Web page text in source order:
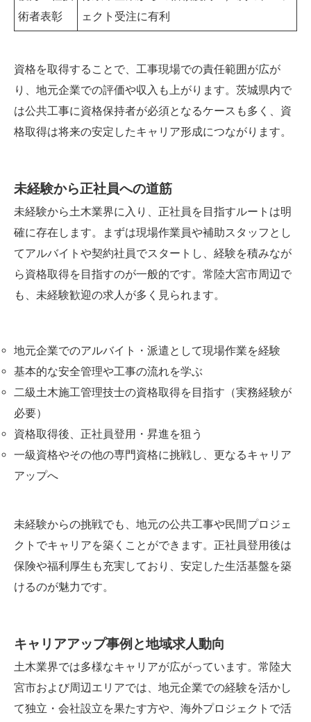
術者表彰
ェクト受注に有利
資格を取得することで、工事現場での責任範囲が広が
り、地元企業での評価や収入も上がります。茨城県内で
は公共工事に資格保持者が必須となるケースも多く、資
格取得は将来の安定したキャリア形成につながります。
未経験から正社員への道筋
未経験から土木業界に入り、正社員を目指すルートは明
確に存在します。まずは現場作業員や補助スタッフとし
てアルバイトや契約社員でスタートし、経験を積みなが
ら資格取得を目指すのが一般的です。常陸大宮市周辺で
も、未経験歓迎の求人が多く見られます。
地元企業でのアルバイト・派遣として現場作業を経験
基本的な安全管理や工事の流れを学ぶ
二級土木施工管理技士の資格取得を目指す（実務経験が
必要）
資格取得後、正社員登用・昇進を狙う
一級資格やその他の専門資格に挑戦し、更なるキャリア
アップへ
未経験からの挑戦でも、地元の公共工事や民間プロジェ
クトでキャリアを築くことができます。正社員登用後は
保険や福利厚生も充実しており、安定した生活基盤を築
けるのが魅力です。
キャリアアップ事例と地域求人動向
土木業界では多様なキャリアが広がっています。常陸大
宮市および周辺エリアでは、地元企業での経験を活かし
て独立・会社設立を果たす方や、海外プロジェクトで活